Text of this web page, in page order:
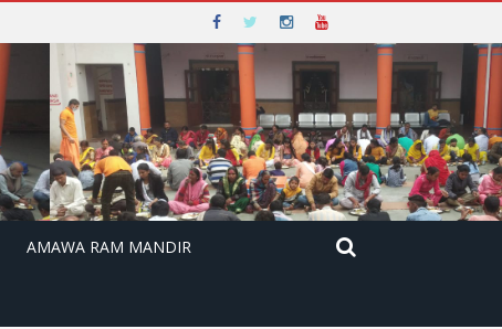
AMAWA RAM MANDIR